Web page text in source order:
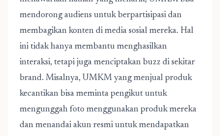
mendorong audiens untuk berpartisipasi dan
membagikan konten di media sosial mereka. Hal
ini tidak hanya membantu menghasilkan
interaksi, tetapi juga menciptakan buzz di sekitar
brand. Misalnya, UMKM yang menjual produk
kecantikan bisa meminta pengikut untuk
mengunggah foto menggunakan produk mereka
dan menandai akun resmi untuk mendapatkan